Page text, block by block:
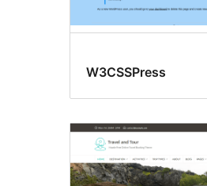
W3CSSPress